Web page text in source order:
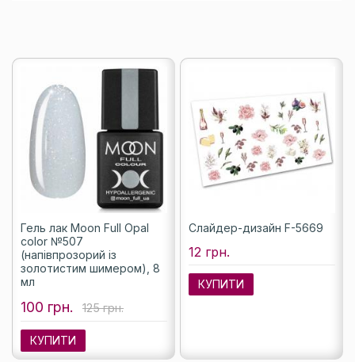
Гель лак Moon Full Opal
color №507
(напівпрозорий із
золотистим шимером), 8
мл
100 грн. 125 грн.
КУПИТИ
Слайдер-дизайн F-5669
12 грн.
КУПИТИ